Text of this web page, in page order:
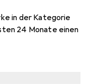
in der Kategorie
24 Monate einen